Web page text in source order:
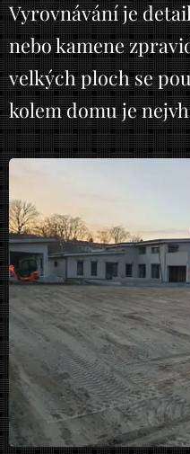
Vyrovnávání je
nebo kamene
velkých ploch se
kolem domu je